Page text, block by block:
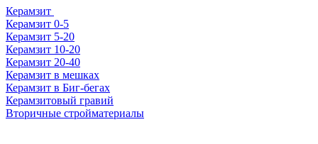
Керамзит
Керамзит 0-5
Керамзит 5-20
Керамзит 10-20
Керамзит 20-40
Керамзит в мешках
Керамзит в Биг-бегах
Керамзитовый гравий
Вторичные стройматериалы